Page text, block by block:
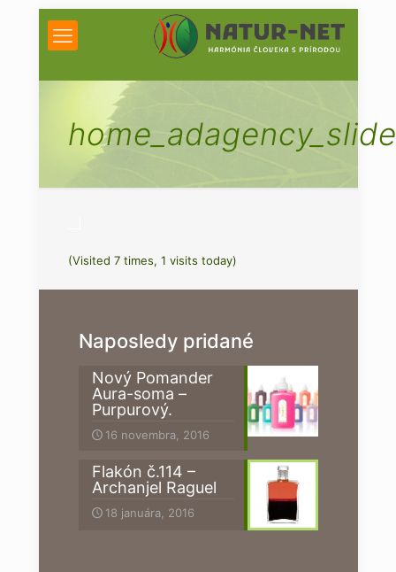
(Visited 7 times, 1 visits today)
Naposledy pridané
Nový Pomander
Aura-soma –
Purpurový.
16 novembra, 2016
Flakón č.114 –
Archanjel Raguel
18 januára, 2016